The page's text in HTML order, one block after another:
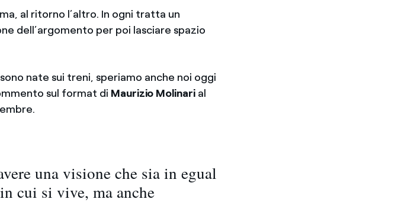
al ritorno l’altro. In ogni tratta un
dell’argomento per poi lasciare spazio
nate sui treni, speriamo anche noi oggi
sul format di Maurizio Molinarial
una visione che sia in egual
cui si vive, ma anche